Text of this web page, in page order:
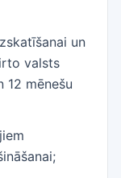
un
valsts
mēnešu